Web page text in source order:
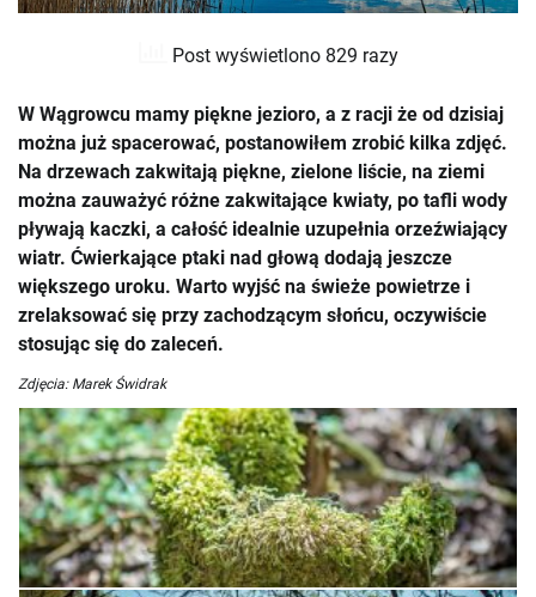
Post wyświetlono 829 razy
W Wągrowcu mamy piękne jezioro, a z racji że od dzisiaj
można już spacerować, postanowiłem zrobić kilka zdjęć.
Na drzewach zakwitają piękne, zielone liście, na ziemi
można zauważyć różne zakwitające kwiaty, po tafli wody
pływają kaczki, a całość idealnie uzupełnia orzeźwiający
wiatr. Ćwierkające ptaki nad głową dodają jeszcze
większego uroku. Warto wyjść na świeże powietrze i
zrelaksować się przy zachodzącym słońcu, oczywiście
stosując się do zaleceń.
Zdjęcia: Marek Świdrak